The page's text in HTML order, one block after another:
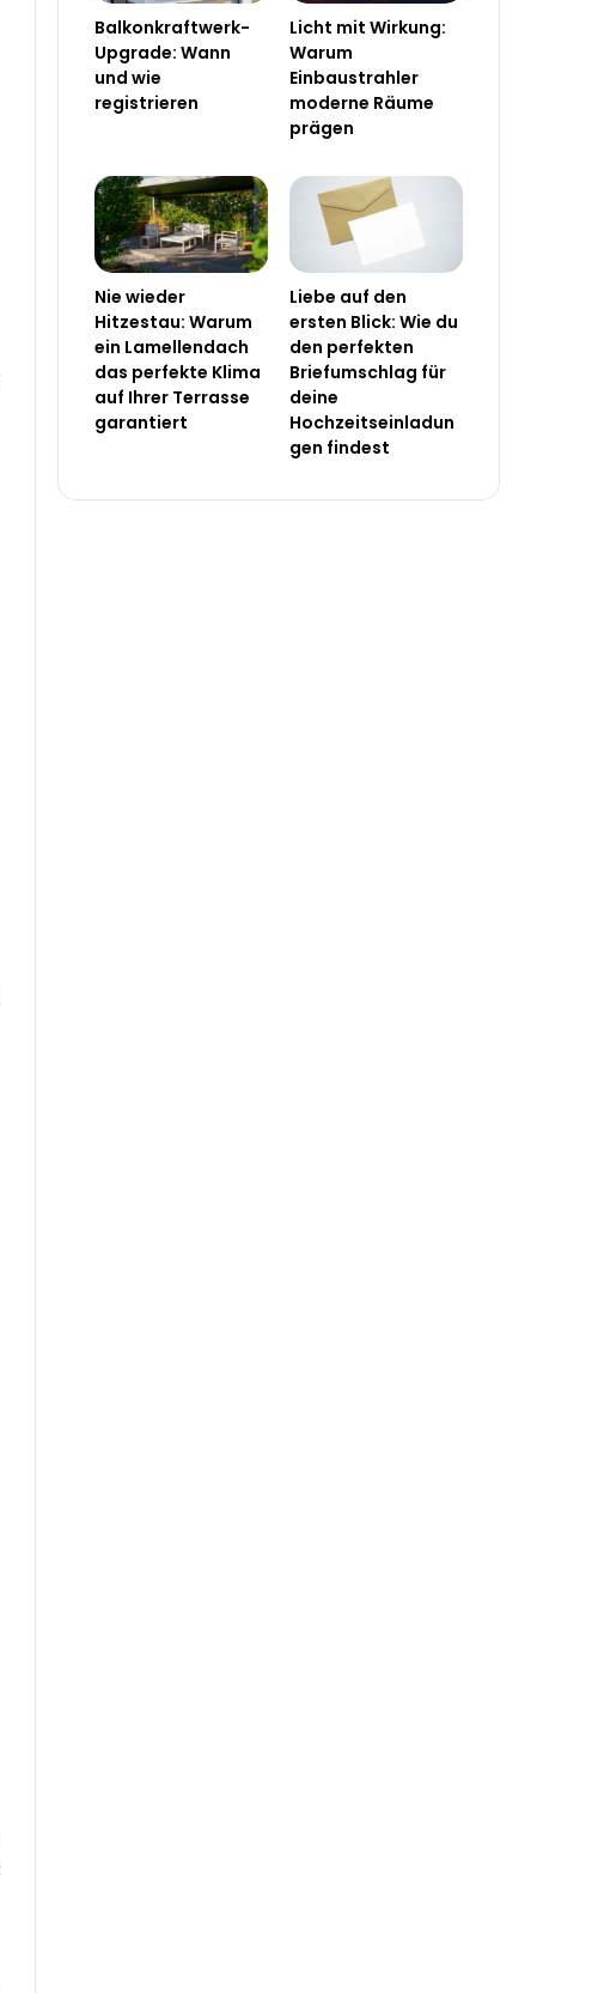
Balkonkraftwerk-
Upgrade: Wann
und wie
registrieren
Licht mit Wirkung:
Warum
Einbaustrahler
moderne Räume
prägen
Nie wieder
Hitzestau: Warum
ein Lamellendach
das perfekte Klima
auf Ihrer Terrasse
garantiert
Liebe auf den
ersten Blick: Wie du
den perfekten
Briefumschlag für
deine
Hochzeitseinladun
gen findest